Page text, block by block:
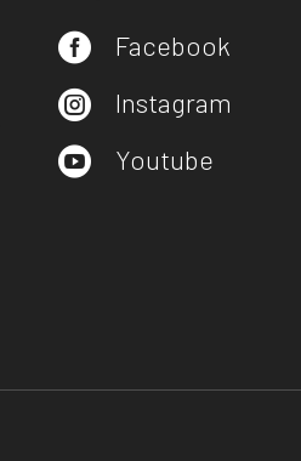
 Facebook
 Instagram
 Youtube